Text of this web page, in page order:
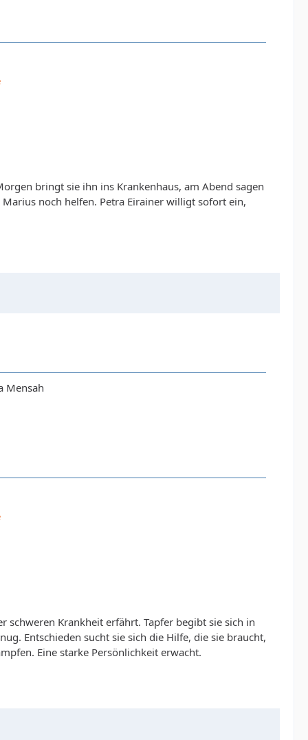
bringt sie ihn ins Krankenhaus, am Abend sagen
noch helfen. Petra Eirainer willigt sofort ein,
Mensah
schweren Krankheit erfährt. Tapfer begibt sie sich in
Entschieden sucht sie sich die Hilfe, die sie braucht,
Eine starke Persönlichkeit erwacht.